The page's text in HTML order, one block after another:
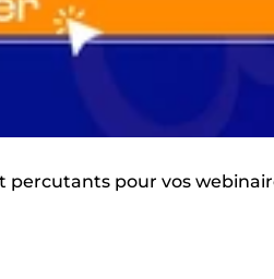
percutants pour vos